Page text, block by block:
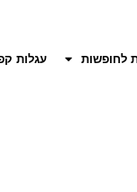
לחופשות עגלות